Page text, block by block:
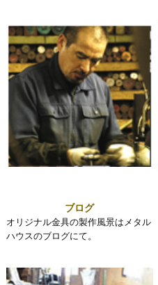
ブログ
オリジナル金具の製作風景はメタル
ハウスのブログにて。